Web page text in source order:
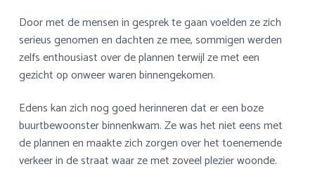
Door met de mensen in gesprek te gaan voelden ze zich
serieus genomen en dachten ze mee, sommigen werden
zelfs enthousiast over de plannen terwijl ze met een
gezicht op onweer waren binnengekomen.
Edens kan zich nog goed herinneren dat er een boze
buurtbewoonster binnenkwam. Ze was het niet eens met
de plannen en maakte zich zorgen over het toenemende
verkeer in de straat waar ze met zoveel plezier woonde.